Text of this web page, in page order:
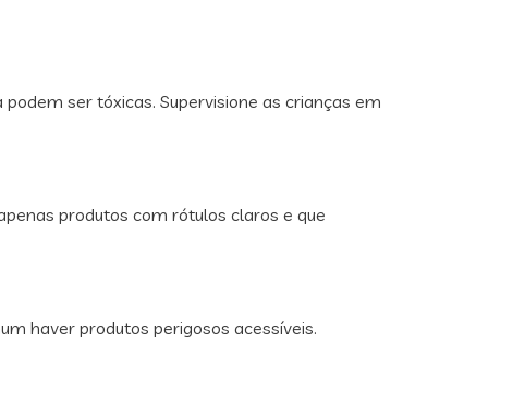
ser tóxicas. Supervisione as crianças em
produtos com rótulos claros e que
haver produtos perigosos acessíveis.